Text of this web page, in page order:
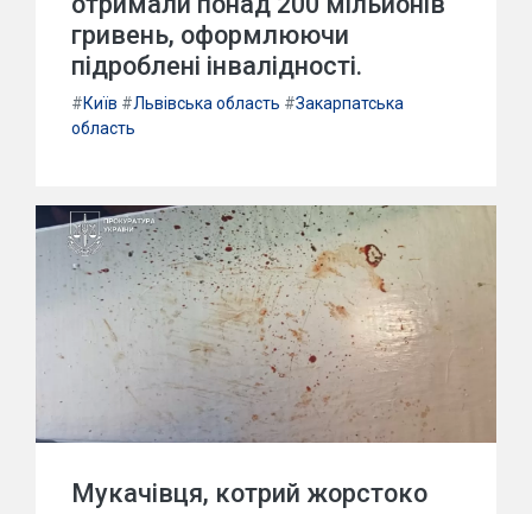
гривень, оформлюючи
підроблені інвалідності.
#Київ #Львівська область #Закарпатська
область
Мукачівця, котрий жорстоко